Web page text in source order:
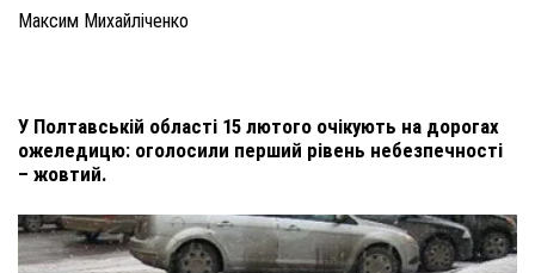
Максим Михайліченко
У Полтавській області 15 лютого очікують на дорогах
ожеледицю: оголосили перший рівень небезпечності
– жовтий.